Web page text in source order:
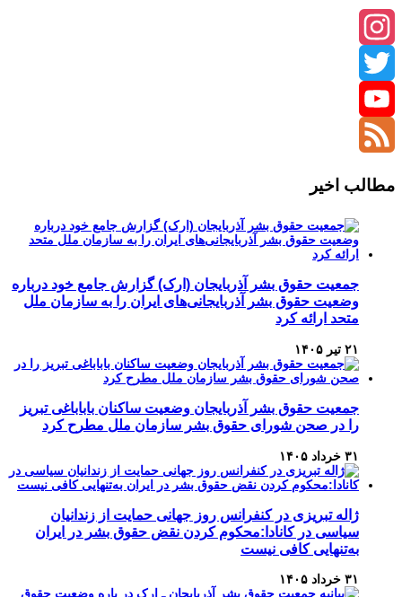
Instagram
Twitter
YouTube
مطالب اخیر
جمعیت حقوق بشر آذربایجان (ارک) گزارش جامع خود درباره
وضعیت حقوق بشر آذربایجانی‌های ایران را به سازمان ملل
متحد ارائه کرد
۲۱ تیر ۱۴۰۵
جمعیت حقوق بشر آذربایجان وضعیت ساکنان باباباغی تبریز
را در صحن شورای حقوق بشر سازمان ملل مطرح کرد
۳۱ خرداد ۱۴۰۵
ژاله تبریزی در کنفرانس روز جهانی حمایت از زندانیان
سیاسی در کانادا:محکوم کردن نقض حقوق بشر در ایران
به‌تنهایی کافی نیست
۳۱ خرداد ۱۴۰۵